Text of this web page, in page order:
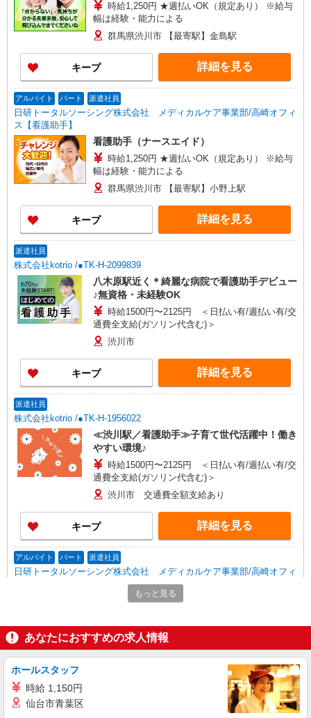
時給1,250円 ★週払いOK（規定あり） ※給与
幅は経験・能力による
群馬県渋川市 【最寄駅】金島駅
キープ 詳細を見る
アルバイト パート 派遣社員
日研トータルソーシング株式会社 メディカルケア事業部/高崎オフィ
ス【看護助手】
看護助手（ナースエイド）
時給1,250円 ★週払いOK（規定あり） ※給与
幅は経験・能力による
群馬県渋川市 【最寄駅】小野上駅
キープ 詳細を見る
派遣社員
株式会社kotrio /●TK-H-2099839
八木原駅近く＊綺麗な病院で看護助手デビュー
♪無資格・未経験OK
時給1500円〜2125円 ＜日払い有/週払い有/交
通費全支給(ガソリン代含む)＞
渋川市
キープ 詳細を見る
派遣社員
株式会社kotrio /●TK-H-1956022
≪渋川駅／看護助手≫子育て世代活躍中！働き
やすい環境♪
時給1500円〜2125円 ＜日払い有/週払い有/交
通費全支給(ガソリン代含む)＞
渋川市 交通費全額支給あり
キープ 詳細を見る
アルバイト パート 派遣社員
日研トータルソーシング株式会社 メディカルケア事業部/高崎オフィ
看護助手（ナースエイド）
幅は経験・能力による
群馬県渋川市 【最寄駅】渋川駅
詳細を見る
アルバイト パート
もっと見る
あなたにおすすめの求人情報
ホールスタッフ
時給 1,150円
仙台市青葉区